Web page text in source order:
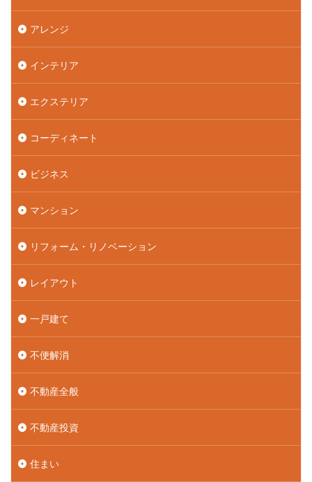
アレンジ
インテリア
エクステリア
コーディネート
ビジネス
マンション
リフォーム・リノベーション
レイアウト
一戸建て
不便解消
不動産全般
不動産投資
住まい